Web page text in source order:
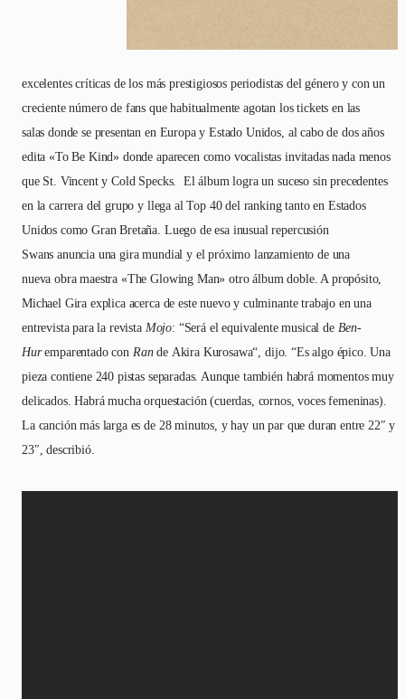
excelentes críticas de los más prestigiosos periodistas del género y con un
creciente número de fans que habitualmente agotan los tickets en las
salas donde se presentan en Europa y Estado Unidos, al cabo de dos años
edita «To Be Kind» donde aparecen como vocalistas invitadas nada menos
que St. Vincent y Cold Specks. El álbum logra un suceso sin precedentes
en la carrera del grupo y llega al Top 40 del ranking tanto en Estados
Unidos como Gran Bretaña. Luego de esa inusual repercusión
Swans anuncia una gira mundial y el próximo lanzamiento de una
nueva obra maestra «The Glowing Man» otro álbum doble. A propósito,
Michael Gira explica acerca de este nuevo y culminante trabajo en una
entrevista para la revista Mojo: “Será el equivalente musical de Ben-
Huremparentado con Rande Akira Kurosawa“, dijo. “Es algo épico. Una
pieza contiene 240 pistas separadas. Aunque también habrá momentos muy
delicados. Habrá mucha orquestación (cuerdas, cornos, voces femeninas).
La canción más larga es de 28 minutos, y hay un par que duran entre 22″ y
23″, describió.